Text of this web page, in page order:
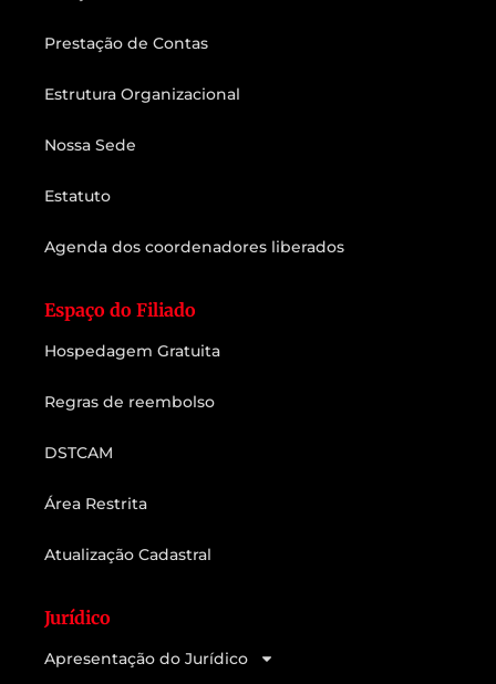
Prestação de Contas
Estrutura Organizacional
Nossa Sede
Estatuto
Agenda dos coordenadores liberados
Espaço do Filiado
Hospedagem Gratuita
Regras de reembolso
DSTCAM
Área Restrita
Atualização Cadastral
Jurídico
Apresentação do Jurídico